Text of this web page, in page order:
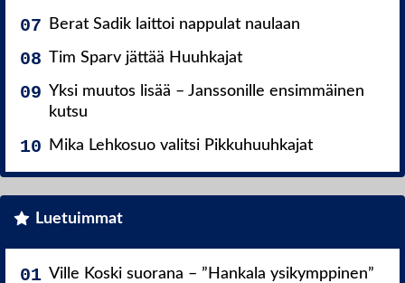
Berat Sadik laittoi nappulat naulaan
Tim Sparv jättää Huuhkajat
Yksi muutos lisää – Janssonille ensimmäinen
kutsu
Mika Lehkosuo valitsi Pikkuhuuhkajat
Luetuimmat
Ville Koski suorana – ”Hankala ysikymppinen”